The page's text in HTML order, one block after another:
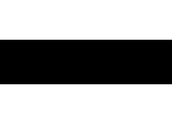
ENVIAR COMPROVANTE
INFORMANDO O